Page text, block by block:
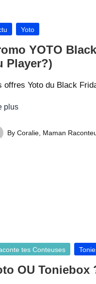
Yoto
YOTO
Player?)
offres Yoto du Black
plus
By Coralie, Maman
tes Conteuses
OU Toniebox